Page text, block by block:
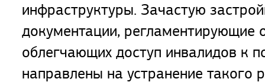
инфраструктуры. Зачастую
документации, регламентирующие
облегчающих доступ инвалидов к
направлены на устранение такого